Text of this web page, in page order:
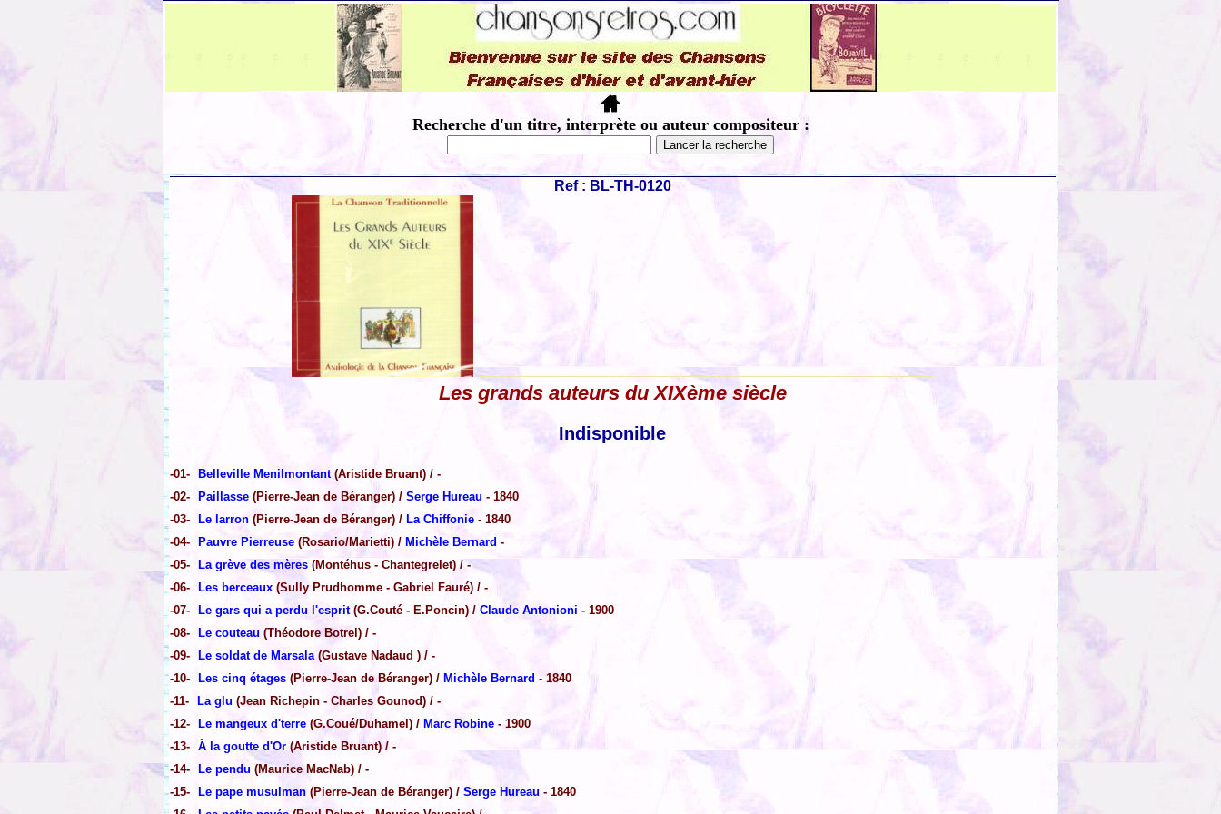
Recherche d'un titre, interprète ou auteur compositeur :
Ref : BL-TH-0120
Les grands auteurs du XIXème siècle
Indisponible
-01- Belleville Menilmontant (Aristide Bruant) / -
-02-
Paillasse(Pierre-Jean de Béranger) / Serge Hureau - 1840
-03-
Le larron(Pierre-Jean de Béranger) / La Chiffonie- 1840
-04-
Pauvre Pierreuse(Rosario/Marietti) / Michèle Bernard -
-05-
La grève des mères (Montéhus - Chantegrelet) / -
-06-
Les berceaux(Sully Prudhomme - Gabriel Fauré) / -
-07-
Le gars qui a perdu l'esprit(G.Couté - E.Poncin) / Claude Antonioni - 1900
-08-
Le couteau (Théodore Botrel) / -
-09-
Le soldat de Marsala (Gustave Nadaud ) / -
-10-
Les cinq étages(Pierre-Jean de Béranger) / Michèle Bernard - 1840
-11-
La glu (Jean Richepin - Charles Gounod) / -
-12-
Le mangeux d'terre(G.Coué/Duhamel) / Marc Robine- 1900
-13-
À la goutte d'Or (Aristide Bruant) / -
-14-
Le pendu (Maurice MacNab) / -
-15-
Le pape musulman(Pierre-Jean de Béranger) / Serge Hureau- 1840